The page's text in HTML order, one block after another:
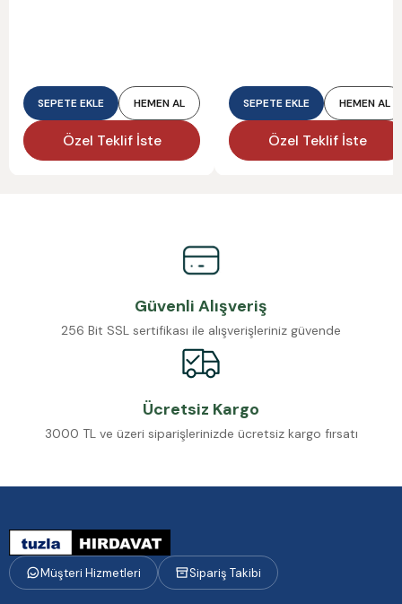
SEPETE EKLE HEMEN AL
Özel Teklif İste
SEPETE EKLE HEMEN AL
Özel Teklif İste
Güvenli Alışveriş
256 Bit SSL sertifikası ile alışverişleriniz güvende
Ücretsiz Kargo
3000 TL ve üzeri siparişlerinizde ücretsiz kargo fırsatı
Müşteri Hizmetleri Sipariş Takibi